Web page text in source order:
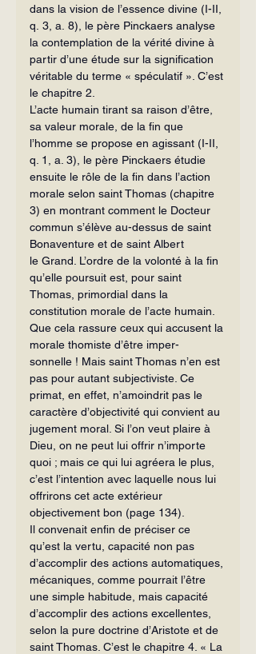
dans la vision de l’essence divine (I-II,
q. 3, a. 8), le père Pinckaers analyse
la contemplation de la vérité divine à
partir d’une étude sur la signification
véritable du terme « spéculatif ». C’est
le cha­pitre 2.
L’acte humain tirant sa raison d’être,
sa valeur morale, de la fin que
l’homme se propose en agissant (I-II,
q. 1, a. 3), le père Pinckaers étudie
ensuite le rôle de la fin dans l’action
morale selon saint Tho­mas (chapitre
3) en montrant comment le Docteur
commun s’élève au-dessus de saint
Bonaventure et de saint Albert
le Grand. L’ordre de la volonté à la fin
qu’elle poursuit est, pour saint
Thomas, primordial dans la
constitution morale de l’acte humain.
Que cela rassure ceux qui accusent la
morale thomiste d’être imper­
sonnelle ! Mais saint Thomas n’en est
pas pour autant subjectiviste. Ce
primat, en effet, n’amoindrit pas le
caractère d’ob­jectivité qui convient au
jugement moral. Si l’on veut plaire à
Dieu, on ne peut lui offrir n’importe
quoi ; mais ce qui lui agréera le plus,
c’est l’intention avec la­quelle nous lui
offrirons cet acte extérieur
objectivement bon (page 134).
Il convenait enfin de préciser ce
qu’est la vertu, capacité non pas
d’accomplir des actions automatiques,
mécaniques, comme pourrait l’être
une simple habi­tude, mais capacité
d’accomplir des ac­tions excellentes,
selon la pure doctrine d’Aristote et de
saint Thomas. C’est le chapitre 4. « La